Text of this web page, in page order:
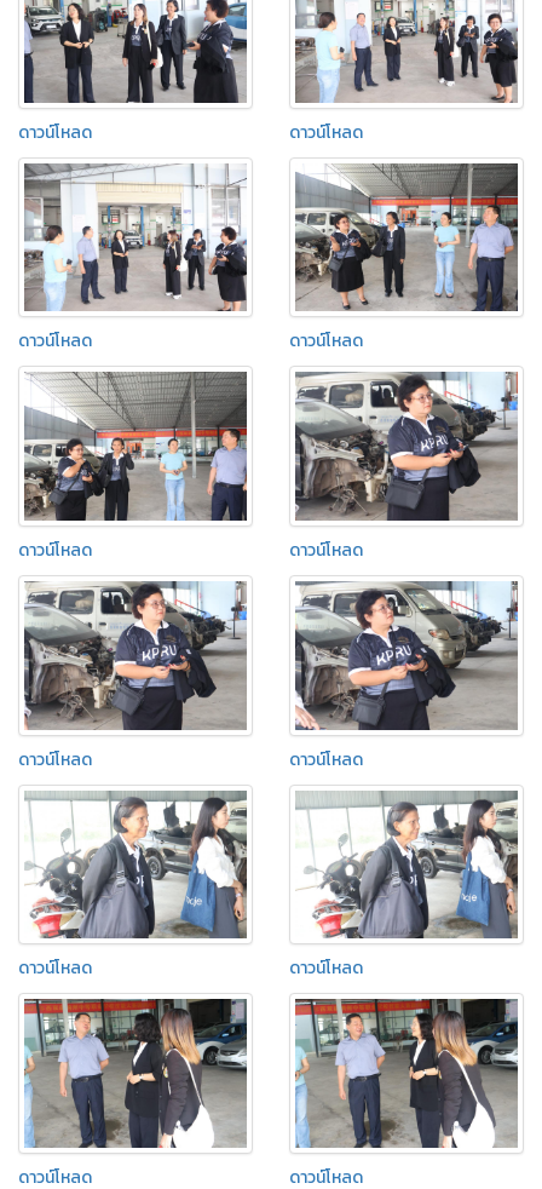
ดาวน์โหลด ดาวน์โหลด
ดาวน์โหลด ดาวน์โหลด
ดาวน์โหลด ดาวน์โหลด
ดาวน์โหลด ดาวน์โหลด
ดาวน์โหลด ดาวน์โหลด
ดาวน์โหลด ดาวน์โหลด